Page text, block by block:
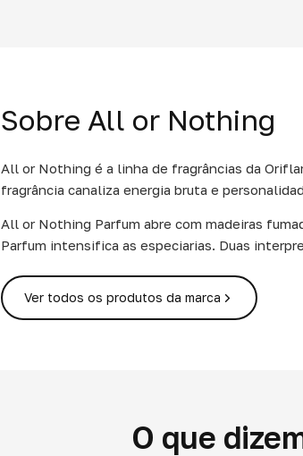
Sobre All or Nothing
All or Nothing é a linha de fragrâncias da
fragrância canaliza energia bruta e
All or Nothing Parfum abre com madeiras
Parfum intensifica as especiarias. Duas
Ver todos os produtos da marca
O que